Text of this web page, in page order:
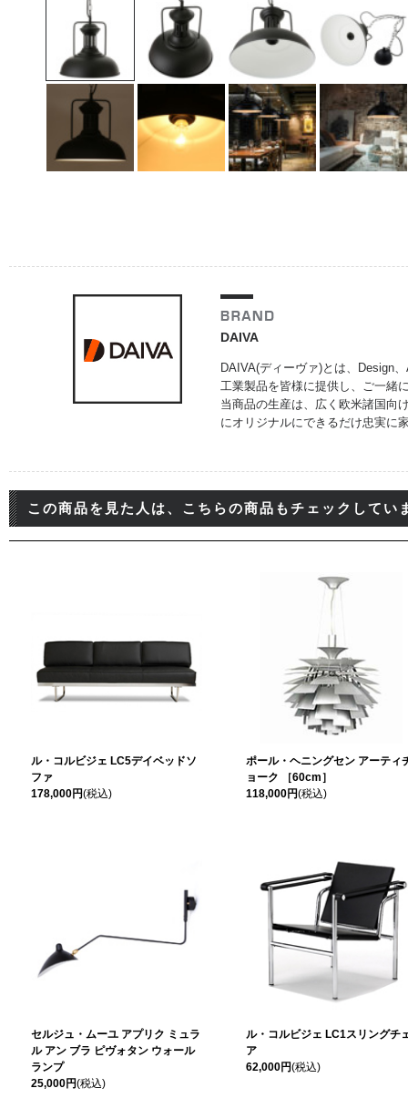
DAIVA
DAIVA(ディーヴァ)とは、Design
工業製品を皆様に提供し、ご一緒
当商品の生産は、広く欧米諸国向
にオリジナルにできるだけ忠実に
この商品を見た人は、こちらの商品もチェックしてい
ル・コルビジェ LC5デイベッドソ
ファ
178,000円(税込)
ポール・ヘニングセン アーティ
ョーク ［60cm］
118,000円(税込)
セルジュ・ムーユ アプリク ミュラ
ル アン ブラ ピヴォタン ウォール
ランプ
25,000円(税込)
ル・コルビジェ LC1スリングチ
ア
62,000円(税込)